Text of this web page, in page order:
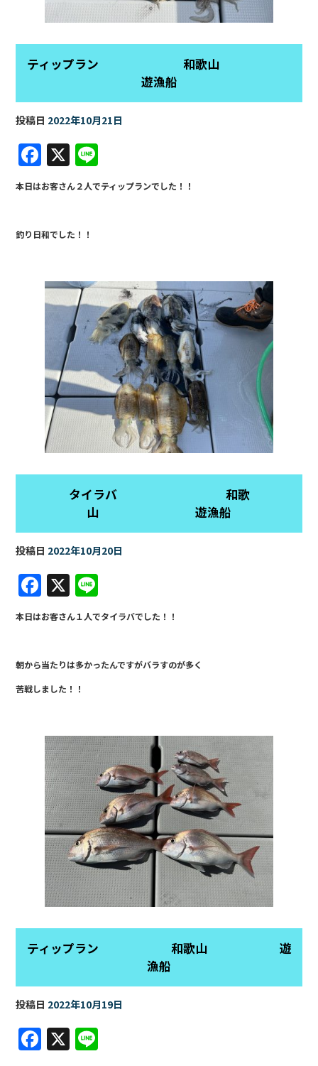
ティップラン 和歌山
遊漁船
投稿日 2022年10月21日
F
a
c
e
b
o
k
X
n
e
本日はお客さん２人でティップランでした！！
釣り日和でした！！
タイラバ 和歌
山 遊漁船
投稿日 2022年10月20日
F
a
c
e
b
o
k
X
n
e
本日はお客さん１人でタイラバでした！！
朝から当たりは多かったんですがバラすのが多く
苦戦しました！！
ティップラン 和歌山 遊
漁船
投稿日 2022年10月19日
F X